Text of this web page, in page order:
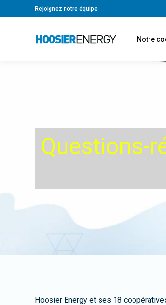
Rejoignez notre équipe
Notre
Questions-
Hoosier Energy et ses 18